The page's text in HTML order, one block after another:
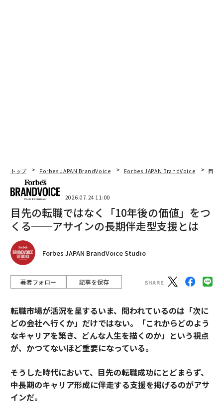
トップ Forbes JAPAN BrandVoice Forbes JAPAN BrandVoice 目先
2026.07.24 11:00
目先の転職ではなく「10年後の価値」をつ
くる──アサインの長期伴走型支援とは
Forbes JAPAN BrandVoice Studio
著者フォロー 記事を保存
転職市場が活況を呈するいま、問われているのは「次に
どの会社へ行くか」だけではない。「これからどのよう
なキャリアを築き、どんな人生を描くのか」という視点
が、かつてないほど重要になっている。
そうした時代において、目先の転職成功にとどまらず、
中長期のキャリア形成に伴走する支援を掲げるのがアサ
インだ。